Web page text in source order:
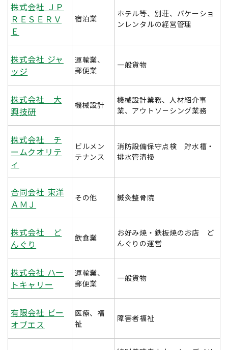
株式会社 ＪＰ
ＲＥＳＥＲＶ
Ｅ
宿泊業
ホテル等、別荘、バケーショ
ンレンタルの経営管理
株式会社 ジャ
ッジ
運輸業、
郵便業
一般貨物
株式会社 大
興技研
機械設計
機械設計業務、人材紹介事
業、アウトソ－シング業務
株式会社 チ
ームクオリテ
ィ
ビルメン
テナンス
消防設備保守点検 貯水槽・
排水管清掃
合同会社 東洋
ＡＭＪ
その他 鍼灸整骨院
株式会社 ど
んぐり
飲食業
お好み焼・鉄板焼のお店 ど
んぐりの運営
株式会社 ハー
トキャリー
運輸業、
郵便業
一般貨物
有限会社 ビー
オブエス
医療、福
祉
障害者福祉